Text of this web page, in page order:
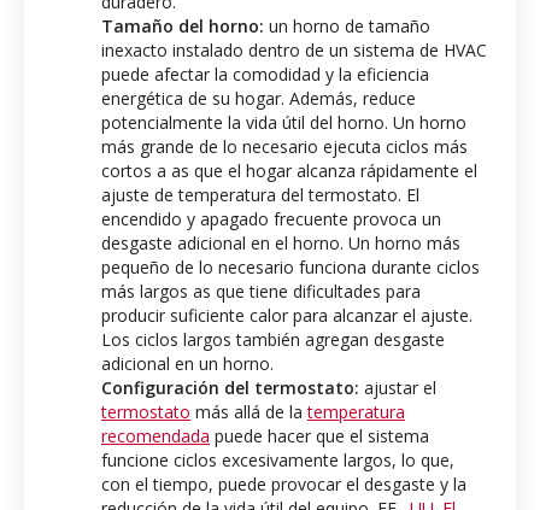
Tamaño del horno: un horno de tamaño
inexacto instalado dentro de un sistema de HVAC
puede afectar la comodidad y la eficiencia
energética de su hogar. Además, reduce
potencialmente la vida útil del horno. Un horno
más grande de lo necesario ejecuta ciclos más
cortos a as que el hogar alcanza rápidamente el
ajuste de temperatura del termostato. El
encendido y apagado frecuente provoca un
desgaste adicional en el horno. Un horno más
pequeño de lo necesario funciona durante ciclos
más largos as que tiene dificultades para
producir suficiente calor para alcanzar el ajuste.
Los ciclos largos también agregan desgaste
adicional en un horno.
Configuración del termostato: ajustar el
termostato más allá de latemperatura
recomendada puede hacer que el sistema
funcione ciclos excesivamente largos, lo que,
con el tiempo, puede provocar el desgaste y la